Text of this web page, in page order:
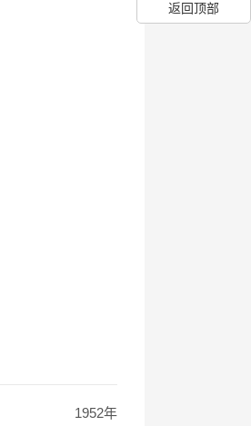
1952年
返回顶部